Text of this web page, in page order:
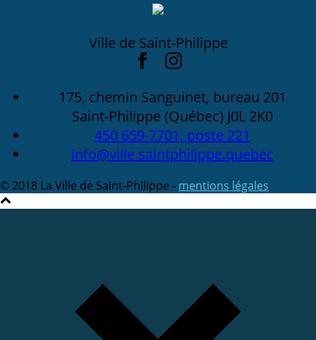
Ville de Saint-Philippe
175, chemin Sanguinet, bureau 201
Saint-Philippe (Québec) J0L 2K0
450 659-7701, poste 221
info@ville.saintphilippe.quebec
© 2018 La Ville de Saint-Philippe - mentions légales